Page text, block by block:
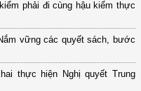
phải đi cùng hậu kiểm thực
vững các quyết sách, bước
thực hiện Nghị quyết Trung